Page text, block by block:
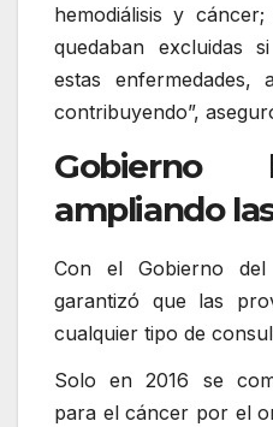
hemodiálisis y
quedaban excluidas
estas enfermedades,
contribuyendo”,
Gobierno
ampliando
Con el Gobierno del
garantizó que las
cualquier tipo de
Solo en 2016 se
para el cáncer por el